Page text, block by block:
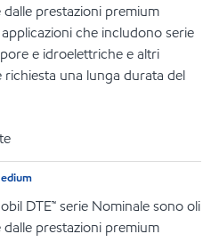
prestazioni premium
che includono serie
e idroelettriche e altri
richiesta una lunga durata del
DTE™ serie Nominale sono oli
prestazioni premium